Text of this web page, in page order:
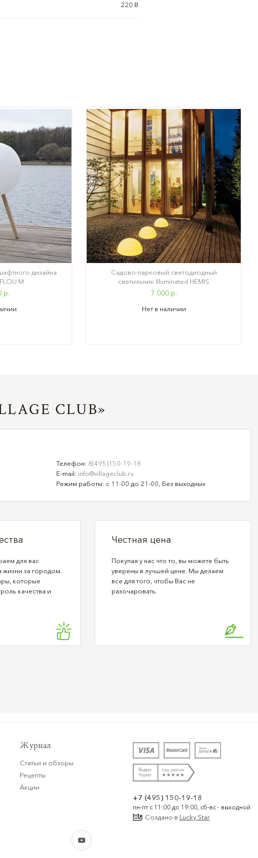
220 В
дизайна
M
р.
Садово-парковый светодиодный
светильник Illuminated HEMIS
7 000 р.
Нет в наличии
CLUB»
Телефон: 8(495)150-19-18
E-mail: info@villageclub.ru
Режим работы: с 11-00 до 21-00, без выходных
для вас
жизни за городом.
которые
качества и
Честная цена
Покупая у нас что то, вы можете быть
уверены в лучшей цене. Мы делаем
все для того, чтобы Вас не
разочаровать.
Журнал
Статьи и обзоры
Рецепты
Акции
+7 (495) 150-19-18
пн-пт с 11:00 до 19:00, сб-вс - выходной
Создано в Lucky Star